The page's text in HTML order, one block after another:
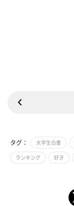
タグ： 大学生白書
ランキング 好き